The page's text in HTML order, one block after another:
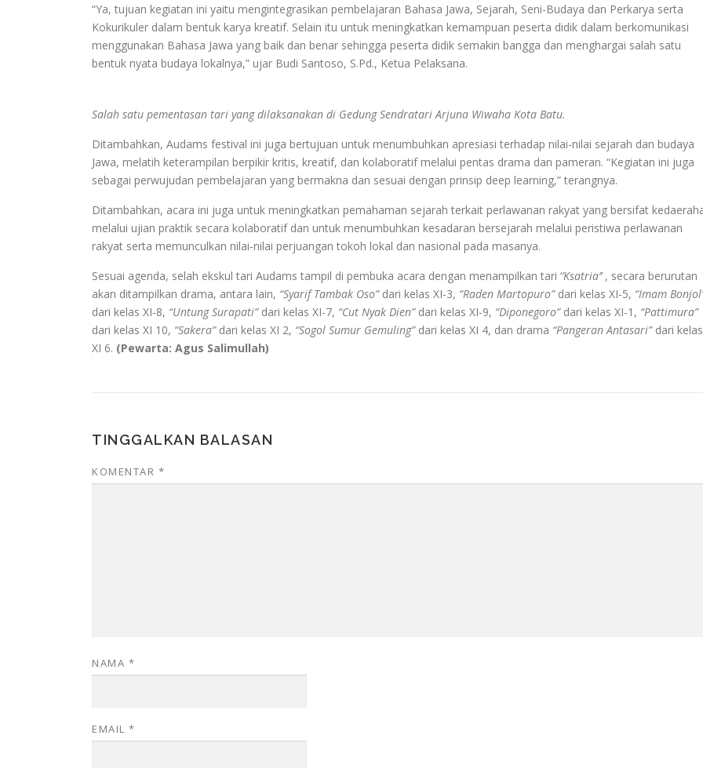
“Ya, tujuan kegiatan ini yaitu mengintegrasikan pembelajaran Bahasa Jawa, Sejarah, Seni-Budaya dan Perkarya serta
Kokurikuler dalam bentuk karya kreatif. Selain itu untuk meningkatkan kemampuan peserta didik dalam berkomunikasi
menggunakan Bahasa Jawa yang baik dan benar sehingga peserta didik semakin bangga dan menghargai salah satu
bentuk nyata budaya lokalnya,” ujar Budi Santoso, S.Pd., Ketua Pelaksana.
Salah satu pementasan tari yang dilaksanakan di Gedung Sendratari Arjuna Wiwaha Kota Batu.
Ditambahkan, Audams festival ini juga bertujuan untuk menumbuhkan apresiasi terhadap nilai-nilai sejarah dan budaya
Jawa, melatih keterampilan berpikir kritis, kreatif, dan kolaboratif melalui pentas drama dan pameran. “Kegiatan ini juga
sebagai perwujudan pembelajaran yang bermakna dan sesuai dengan prinsip deep learning,” terangnya.
Ditambahkan, acara ini juga untuk meningkatkan pemahaman sejarah terkait perlawanan rakyat yang bersifat
melalui ujian praktik secara kolaboratif dan untuk menumbuhkan kesadaran bersejarah melalui peristiwa perlawanan
rakyat serta memunculkan nilai-nilai perjuangan tokoh lokal dan nasional pada masanya.
Sesuai agenda, selah ekskul tari Audams tampil di pembuka acara dengan menampilkan tari ‘’Ksatria’’, secara berurutan
akan ditampilkan drama, antara lain, “Syarif Tambak Oso”dari kelas XI-3, “Raden Martopuro” dari kelas XI-5, “Imam
dari kelas XI-8, “Untung Surapati”dari kelas XI-7, “Cut Nyak Dien”dari kelas XI-9, “Diponegoro”dari kelas XI-1, “Pattimura”
dari kelas XI 10, “Sakera”dari kelas XI 2, “Sogol Sumur Gemuling”dari kelas XI 4, dan drama “Pangeran Antasari”dari kelas
XI 6. (Pewarta: Agus Salimullah)
TINGGALKAN BALASAN
KOMENTAR *
NAMA *
EMAIL *